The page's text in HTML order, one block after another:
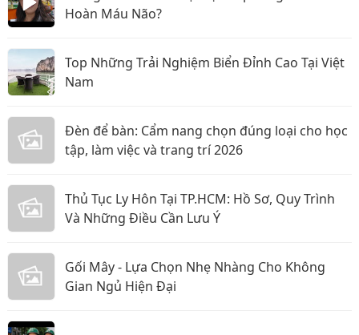
Hoàn Máu Não?
Top Những Trải Nghiệm Biển Đỉnh Cao Tại Việt
Nam
Đèn để bàn: Cẩm nang chọn đúng loại cho học
tập, làm việc và trang trí 2026
Thủ Tục Ly Hôn Tại TP.HCM: Hồ Sơ, Quy Trình
Và Những Điều Cần Lưu Ý
Gối Mây - Lựa Chọn Nhẹ Nhàng Cho Không
Gian Ngủ Hiện Đại